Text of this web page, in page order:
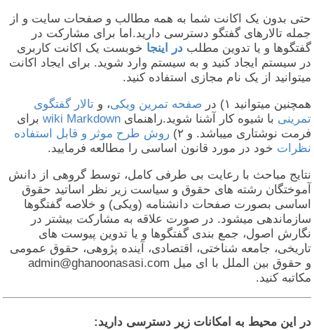
بدون یک اکانت شما به همه مطالب و صفحات سایت و از
تالارهای گفتگو دسترسی دارید.اما برای مشارکت در
و یا تدوین مطلب در اینجاخوبست یک اکانت کاربری
سیستم ایجاد کنید و به سیستم وارد شوید. برای ایجاد اکانت
از یک نام مجازی استفاده کنید.
میتوانید ۱) در صفحه تمرین ویکی ، و تالار گفتگوی
با شیوه کار آشنا شوید.راهنمای wiki Markdownبرای
نوشتاری میباشد. و ۲)
روش طرح موثر و قابل استفاده
خود در مورد قانون اساسی را مطالعه فرمایید.
مباحث با رعایت بی طرفی کامل، توسط گروهی از دانش
رشته های حقوق و سیاست زیر نظر اساتید حقوق
بصورت صفحات دانشنامه (ویکی) و خلاصه گفتگوها
میشود. در صورت علاقه به مشارکت بیشتر در
اصول، جمع بندی گفتگوها و یا تدوین پیوست های
جامعه شناختی، اقتصادی، آینده پژوهی، حقوق عمومی
و حقوق بین الملل با ای میل admin@ghanoonasasi.com
کنید.
این محیط به امکانات زیر دسترسی دارید: